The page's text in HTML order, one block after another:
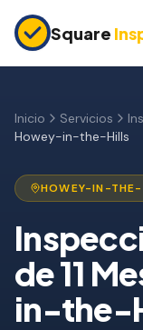
Square
Inspección Pre-
Construcción
Garantía 11
Inspección de
Inspección Pre-
Propiedad de
Inicio Servicios
Howey-in-the-Hills
HOWEY-IN-THE-
de 11
in-the-